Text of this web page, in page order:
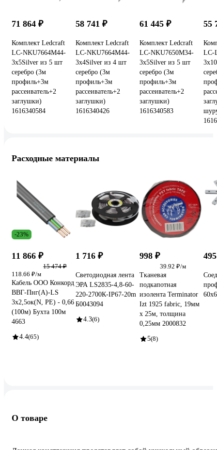
71 864 ₽
Комплект Ledcraft
LC-NKU7664M44-
3x5Silver из 5 шт
серебро (3м
профиль+3м
рассеиватель+2
заглушки)
1616340584
58 741 ₽
Комплект Ledcraft
LC-NKU7664M44-
3x4Silver из 4 шт
серебро (3м
профиль+3м
рассеиватель+2
заглушки)
1616340426
61 445 ₽
Комплект Ledcraft
LC-NKU7650M34-
3x5Silver из 5 шт
серебро (3м
профиль+3м
рассеиватель+2
заглушки)
1616340583
55
LC-
Расходные материалы
-23%
11 866 ₽
15 474 ₽
118.66 ₽/м
Кабель ООО Конкорд
ВВГ-Пнг(А)-LS
3x2,5ок(N, PE) - 0,66
(100м) Бухта 100м
4663
4.4(65)
1 716 ₽
Светодиодная лента
ЭРА LS2835-4,8-60-
220-2700К-IP67-20m
Б0043094
4.3(6)
998 ₽
39.92 ₽/м
Тканевая
подкапотная
изолента Terminator
Izt 1925 fabric, 19мм
х 25м, толщина
0,25мм 2000832
5(8)
О товаре